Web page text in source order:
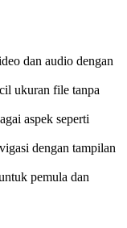
dan audio dengan
ukuran file tanpa
aspek seperti
dengan tampilan
pemula dan